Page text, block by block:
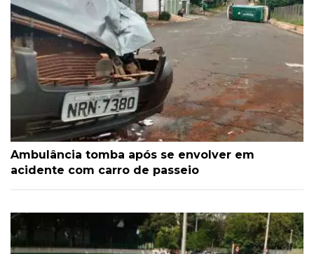
Ambulância tomba após se envolver em
acidente com carro de passeio